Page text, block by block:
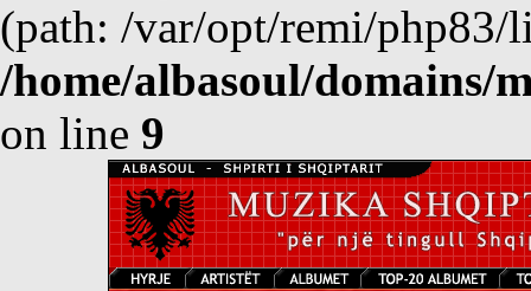
(path: /var/opt/remi/php83/
/home/albasoul/domains/
on line 9